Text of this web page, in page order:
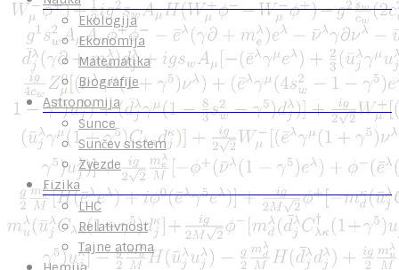
Ekologija
Ekonomija
Matematika
Biografije
Astronomija
Sunce
Sunčev sistem
Zvezde
Fizika
LHC
Relativnost
Tajne atoma